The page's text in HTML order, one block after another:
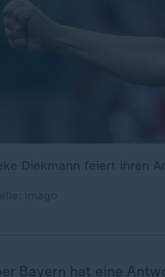
Diekmann feiert ihren
Bayern hat eine